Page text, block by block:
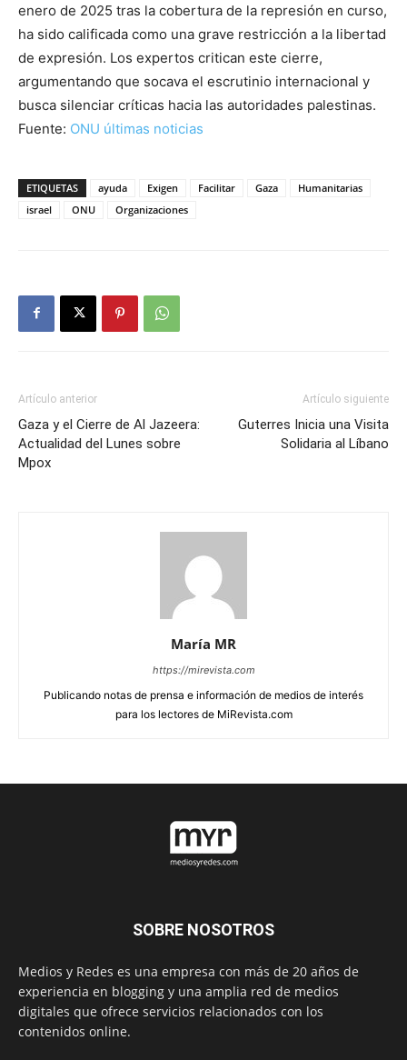
enero de 2025 tras la cobertura de la represión en curso,
ha sido calificada como una grave restricción a la libertad
de expresión. Los expertos critican este cierre,
argumentando que socava el escrutinio internacional y
busca silenciar críticas hacia las autoridades palestinas.
Fuente: ONU últimas noticias
ETIQUETAS ayuda Exigen Facilitar Gaza
Humanitarias
israel
ONU Organizaciones
Artículo anterior
Gaza y el Cierre de Al Jazeera:
Actualidad del Lunes sobre
Mpox
Artículo siguiente
Guterres Inicia una Visita
Solidaria al Líbano
María MR
https://mirevista.com
Publicando notas de prensa e información de medios de interés
para los lectores de MiRevista.com
SOBRE NOSOTROS
Medios y Redes es una empresa con más de 20 años de
experiencia en blogging y una amplia red de medios
digitales que ofrece servicios relacionados con los
contenidos online.